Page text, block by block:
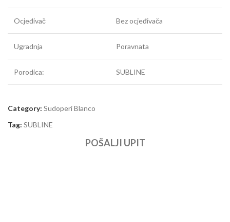
Ocjeđivač Bez ocjeđivača
Ugradnja Poravnata
Porodica: SUBLINE
Category: Sudoperi Blanco
Tag: SUBLINE
POŠALJI UPIT